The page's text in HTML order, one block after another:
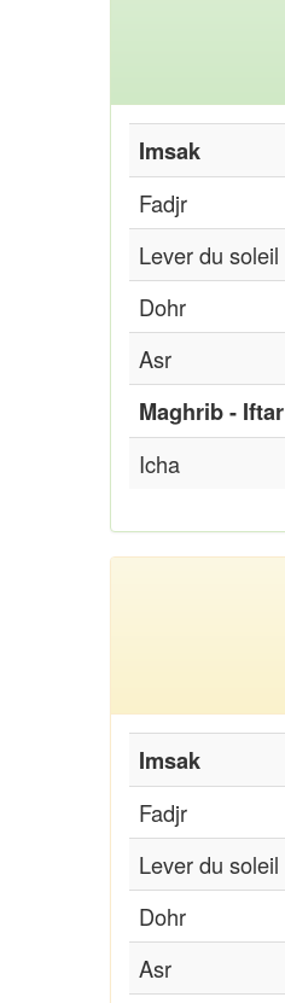
Imsak
Fadjr
Lever du soleil
Dohr
Asr
Maghrib - Iftar
Icha
Imsak
Fadjr
Lever du soleil
Dohr
Asr